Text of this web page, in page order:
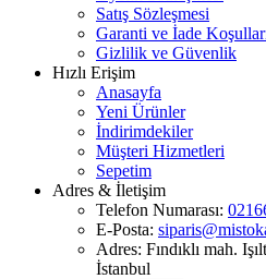
Satış Sözleşmesi
Garanti ve İade
Gizlilik ve Güvenlik
Hızlı Erişim
Anasayfa
Yeni Ürünler
İndirimdekiler
Müşteri Hizmetleri
Sepetim
Adres & İletişim
Telefon Numarası:
E-Posta:
Adres: Fındıklı mah.
İstanbul